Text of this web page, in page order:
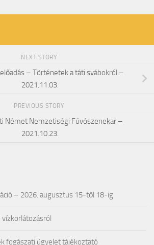
NEXT STORY
– Történetek a táti svábokról –
2021.11.03.
PREVIOUS STORY
Német Nemzetiségi Fúvószenekar –
2021.10.23.
– 2026. augusztus 15-től 18-ig
fogászati ügyelet tájékoztató